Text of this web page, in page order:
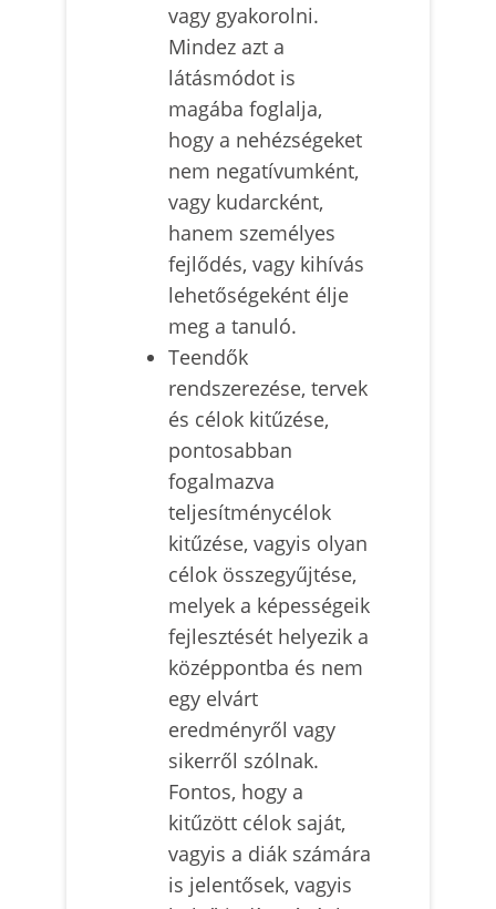
vagy gyakorolni.
Mindez azt a
látásmódot is
magába foglalja,
hogy a nehézségeket
nem negatívumként,
vagy kudarcként,
hanem személyes
fejlődés, vagy kihívás
lehetőségeként élje
meg a tanuló.
Teendők
rendszerezése, tervek
és célok kitűzése,
pontosabban
fogalmazva
teljesítménycélok
kitűzése, vagyis olyan
célok összegyűjtése,
melyek a képességeik
fejlesztését helyezik a
középpontba és nem
egy elvárt
eredményről vagy
sikerről szólnak.
Fontos, hogy a
kitűzött célok saját,
vagyis a diák számára
is jelentősek, vagyis